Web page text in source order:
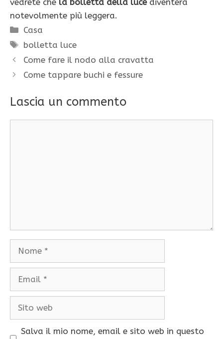
notevolmente più leggera.
Categorie
Casa
Tag
bolletta luce
Come fare il nodo alla cravatta
Come tappare buchi e fessure
Lascia un commento
Nome
Email
Sito
Salva il mio nome, email e sito web in questo